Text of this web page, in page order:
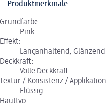
Produktmerkmale
Grundfarbe:
Pink
Effekt:
Langanhaltend, Glänzend
Deckkraft:
Volle Deckkraft
Textur / Konsistenz / Applikation:
Flüssig
Hauttyp: